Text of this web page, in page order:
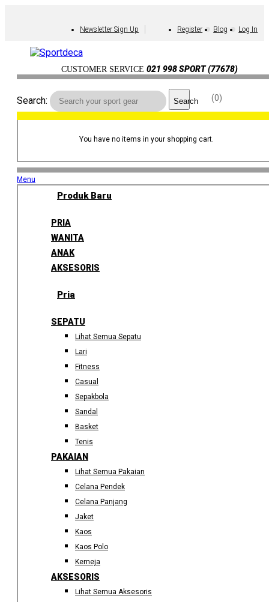
Newsletter Sign Up Register Blog Log In
CUSTOMER SERVICE 021 998 SPORT (77678)
0
Search: Search
You have no items in your shopping cart.
Menu
Produk Baru
PRIA
WANITA
ANAK
AKSESORIS
Pria
SEPATU
Lihat Semua Sepatu
Lari
Fitness
Casual
Sepakbola
Sandal
Basket
Tenis
PAKAIAN
Lihat Semua Pakaian
Celana Pendek
Celana Panjang
Jaket
Kaos
Kaos Polo
Kemeja
AKSESORIS
Lihat Semua Aksesoris